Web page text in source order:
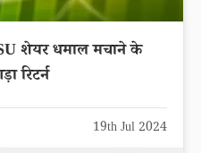
शेयर धमाल मचाने के
रिटर्न
19th Jul 2024